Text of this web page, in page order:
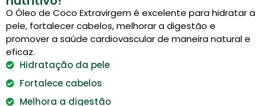
O Óleo de Coco Extravirgem é excelente para hidratar a
pele, fortalecer cabelos, melhorar a digestão e
promover a saúde cardiovascular de maneira natural e
eficaz.
Hidratação da pele
Fortalece cabelos
Melhora a digestão